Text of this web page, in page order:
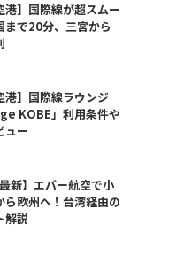
港】国際線が超スムー
まで20分、三宮から
港】国際線ラウンジ
KOBE」利用条件や
ュー
新】エバー航空で小
ら欧州へ！台湾経由の
解説